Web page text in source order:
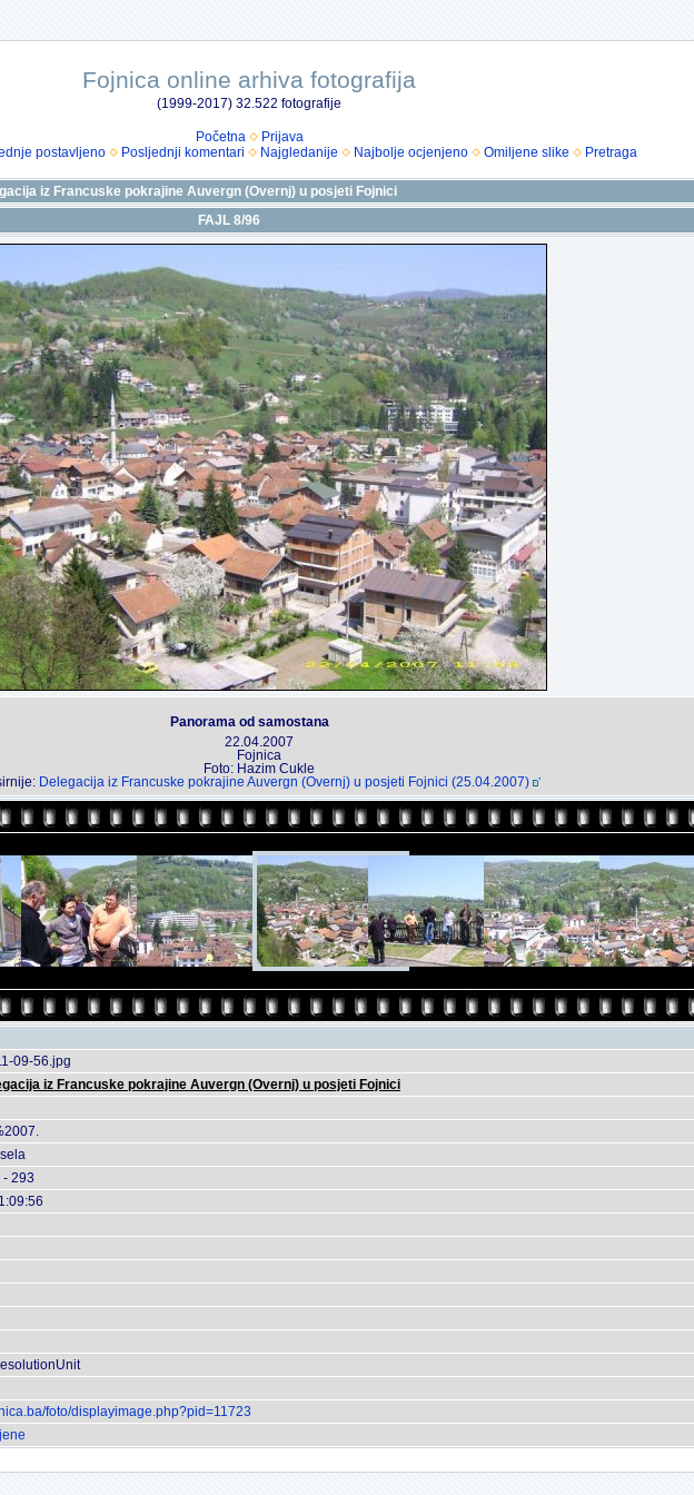
Fojnica online arhiva fotografija
(1999-2017) 32.522 fotografije
Početna
Prijava
postavljeno
Posljednji komentari Najgledanije Najbolje ocjenjeno Omiljene slike Pretraga
iz Francuske pokrajine Auvergn (Overnj) u posjeti Fojnici
FAJL 8/96
Panorama od samostana
22.04.2007
Fojnica
Foto: Hazim Cukle
Delegacija iz Francuske pokrajine Auvergn (Overnj) u posjeti Fojnici (25.04.2007)
09-56.jpg
iz Francuske pokrajine Auvergn (Overnj) u posjeti Fojnici
293
foto/displayimage.php?pid=11723